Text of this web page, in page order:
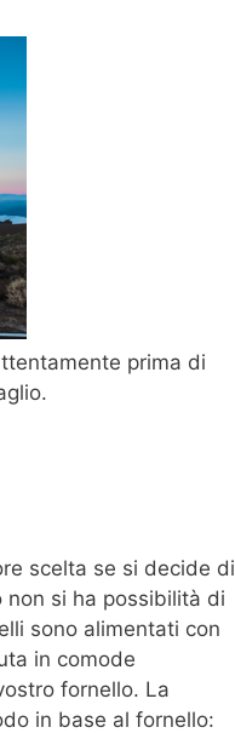
prima di
scelta se si decide di
si ha possibilità di
sono alimentati con
in comode
fornello. La
in base al fornello: